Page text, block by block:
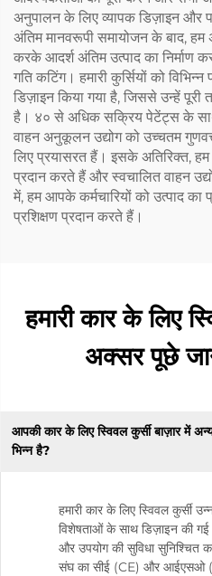
अनुपालन के लिए व्यापक डिज़ाइन और
अंतिम मानवरूपी समायोजन के बाद, हम
करके आदर्श अंतिम उत्पाद का निर्माण
गति कटिंग। हमारी कुर्सियों को
डिज़ाइन किया गया है, जिससे उन्हें
है। ४० से अधिक सक्रिय पेटेंट्स के
वाहन अनुकूलन उद्योग को उच्चतम
लिए प्रयासरत हैं। इसके अतिरिक्त,
प्रदान करते हैं और स्वचालित वाहन
में, हम आपके कर्मचारियों को उत्पाद
प्रशिक्षण प्रदान करते हैं।
हमारी कार के लिए
अक्सर पूछे
आपकी कार के लिए स्विवल कुर्सी बाज़ार में
भिन्न है?
हमारी कार के लिए स्विवल कुर्सी
विशेषताओं के साथ डिज़ाइन की
और उपयोग की सुविधा सुनिश्चित
संघ का सीई (CE) और आईएसओ